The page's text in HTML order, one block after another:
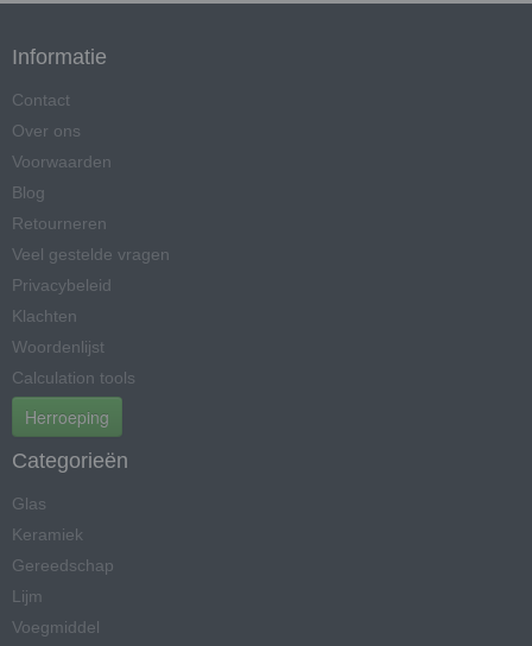
Informatie
Contact
Over ons
Voorwaarden
Blog
Retourneren
Veel gestelde vragen
Privacybeleid
Klachten
Woordenlijst
Calculation tools
Herroeping
Categorieën
Glas
Keramiek
Gereedschap
Lijm
Voegmiddel